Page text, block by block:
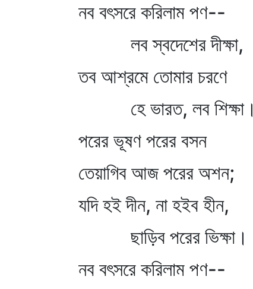
নব বৎসরে করিলাম পণ--
লব স্বদেশের দীক্ষা,
তব আশ্রমে তোমার চরণে
হে ভারত, লব শিক্ষা।
পরের ভূষণ পরের বসন
তেয়াগিব আজ পরের অশন;
যদি হই দীন, না হইব হীন,
ছাড়িব পরের ভিক্ষা।
নব বৎসরে করিলাম পণ--